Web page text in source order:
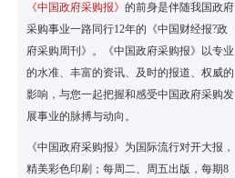
《中国政府采购报》 的前身是伴随我国政府
采购事业一路同行12年的《中国财经报?政
府采购周刊》。《中国政府采购报》以专业
的水准、丰富的资讯、及时的报道、权威的
影响，与您一起把握和感受中国政府采购发
展事业的脉搏与动向。
《中国政府采购报》为国际流行对开大报，
精美彩色印刷；每周二、周五出版，每期8